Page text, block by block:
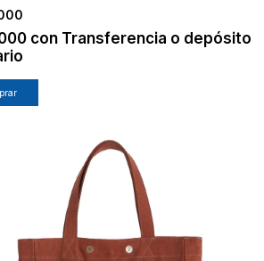
con Transferencia o depósito